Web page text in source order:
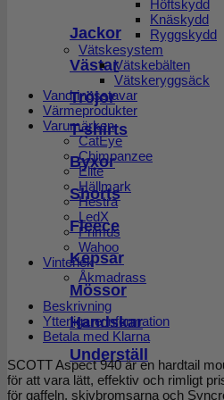
Jackor
Västar
Tröjor
T-shirts
Byxor
Shorts
Fleece
Kepsar
Mössor
Handskar
Underställ
Höftskydd
Knäskydd
Ryggskydd
Vätskesystem
Vätskebälten
Vätskeryggsäck
Vandringsstavar
Värmeprodukter
Varumärken
CatEye
Chimpanzee
Elite
Hällmark
Hestra
LedX
Primus
Wahoo
Vinterlek
Åkmadrass
Beskrivning
Ytterligare information
Betala med Klarna
SCOTT Aspect 940 är en hardtail
för att vara lätt, effektiv och rimligt
för gaffeln, skivbromsarna och